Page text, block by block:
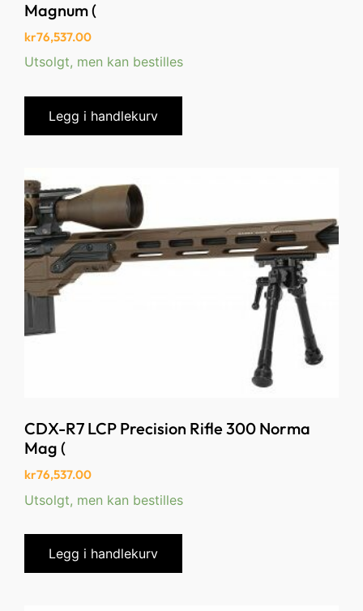
Magnum (
kr76,537.00
Utsolgt, men kan bestilles
Legg i handlekurv
CDX-R7 LCP Precision Rifle 300 Norma
Mag (
kr76,537.00
Utsolgt, men kan bestilles
Legg i handlekurv